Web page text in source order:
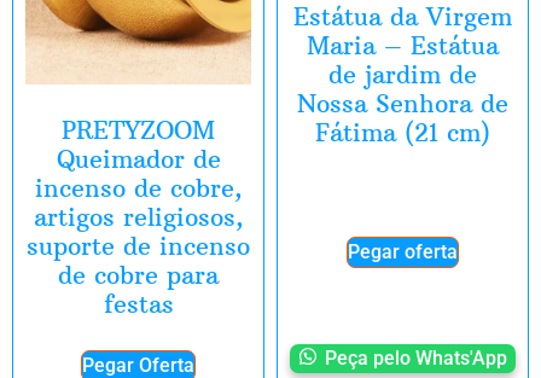
PRETYZOOM
Queimador de
incenso de cobre,
artigos religiosos,
suporte de incenso
de cobre para
festas
Pegar Oferta
Estátua da Virgem
Maria – Estátua
de jardim de
Nossa Senhora de
Fátima (21 cm)
Pegar oferta
Peça pelo Whats'App